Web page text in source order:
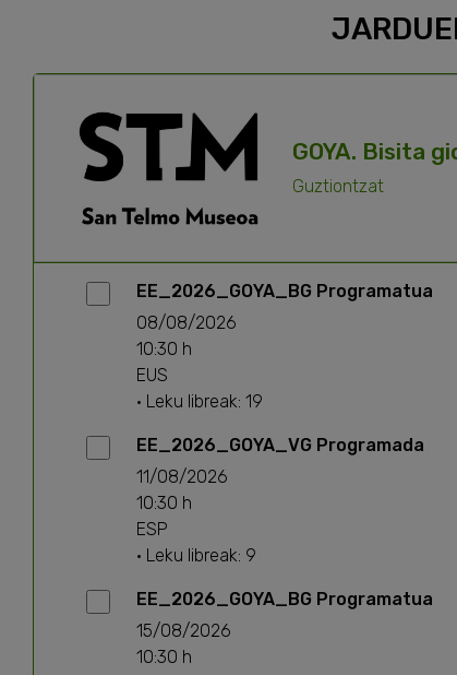
GOYA. Bisita
Guztiontzat
EE_2026_GOYA_BG Programatua
08/08/2026
10:30 h
EUS
· Leku libreak: 19
EE_2026_GOYA_VG Programada
11/08/2026
10:30 h
ESP
· Leku libreak: 9
EE_2026_GOYA_BG Programatua
15/08/2026
10:30 h